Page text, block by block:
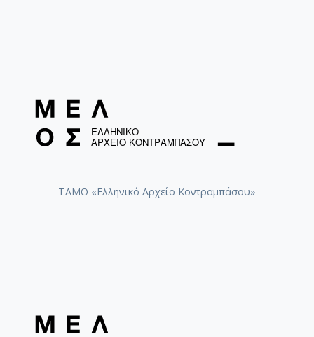
ΤΑΜΟ «Ελληνικό Αρχείο Κοντραμπάσου»